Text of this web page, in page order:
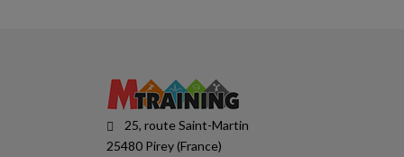
25, route Saint-Martin
25480 Pirey (France)